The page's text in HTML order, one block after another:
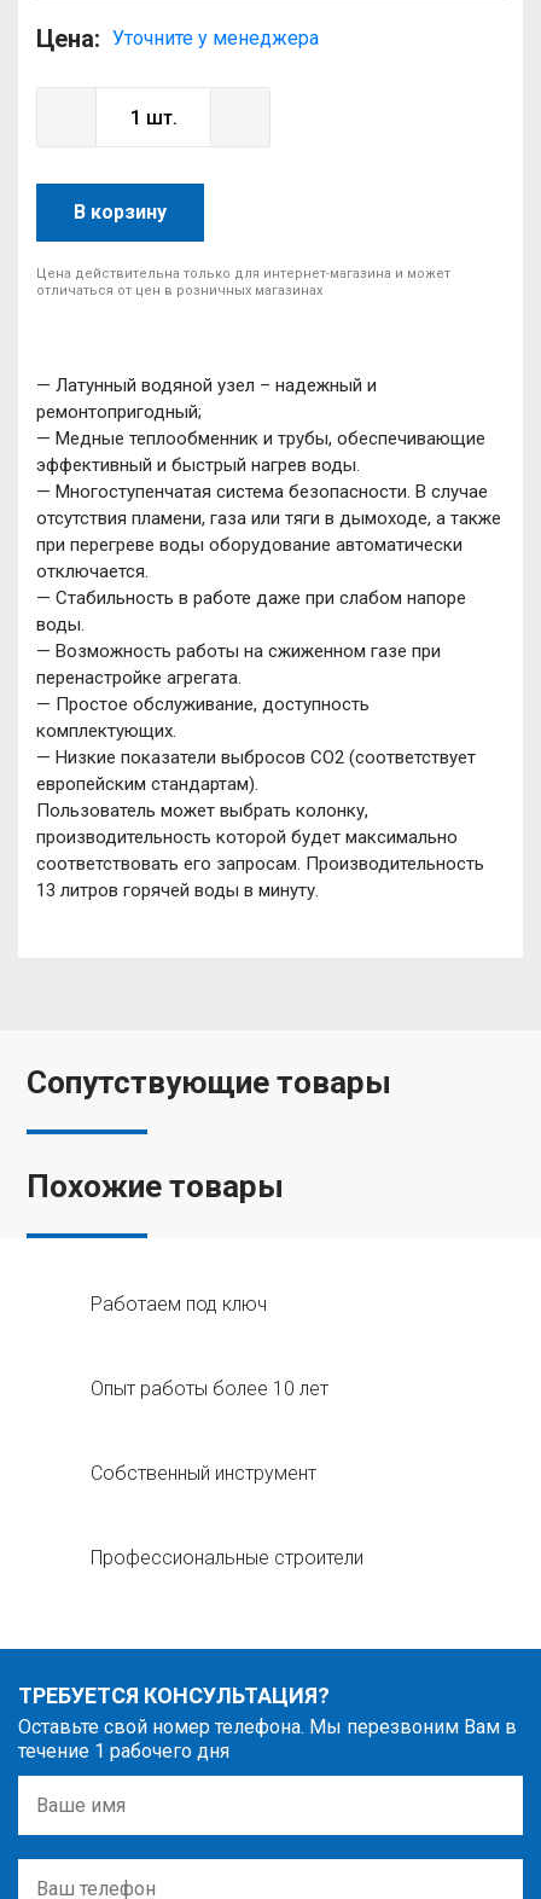
Цена: Уточните у менеджера
В корзину
Цена действительна только для интернет-магазина и может
отличаться от цен в розничных магазинах
— Латунный водяной узел – надежный и
ремонтопригодный;
— Медные теплообменник и трубы, обеспечивающие
эффективный и быстрый нагрев воды.
— Многоступенчатая система безопасности. В случае
отсутствия пламени, газа или тяги в дымоходе, а также
при перегреве воды оборудование автоматически
отключается.
— Стабильность в работе даже при слабом напоре
воды.
— Возможность работы на сжиженном газе при
перенастройке агрегата.
— Простое обслуживание, доступность
комплектующих.
— Низкие показатели выбросов СО2 (соответствует
европейским стандартам).
Пользователь может выбрать колонку,
производительность которой будет максимально
соответствовать его запросам. Производительность
13 литров горячей воды в минуту.
Сопутствующие товары
Похожие товары
Работаем под ключ
Опыт работы более 10 лет
Собственный инструмент
Профессиональные строители
ТРЕБУЕТСЯ КОНСУЛЬТАЦИЯ?
Оставьте свой номер телефона. Мы перезвоним Вам в
течение 1 рабочего дня